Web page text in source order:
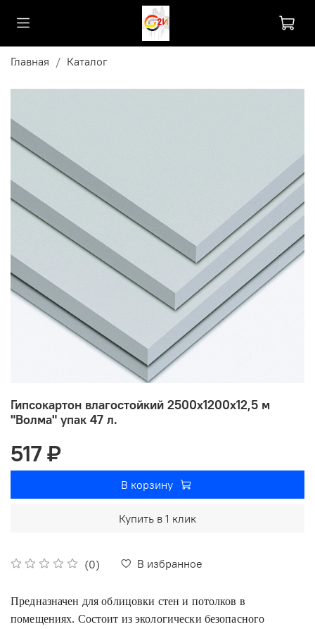
Главная Каталог
Гипсокартон влагостойкий 2500х1200х12,5 м
"Волма" упак 47 л.
(0) В избранное
517 ₽
В корзину
Купить в 1 клик
Предназначен для облицовки стен и потолков в
помещениях. Состоит из экологически безопасного